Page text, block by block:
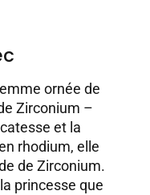
ornée de
Zirconium –
et la
rhodium, elle
de Zirconium.
princesse que